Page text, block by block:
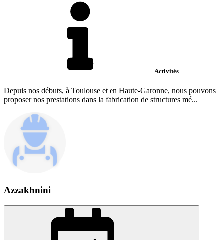
Activités
Depuis nos débuts, à Toulouse et en Haute-Garonne, nous pouvons
proposer nos prestations dans la fabrication de structures mé...
Azzakhnini